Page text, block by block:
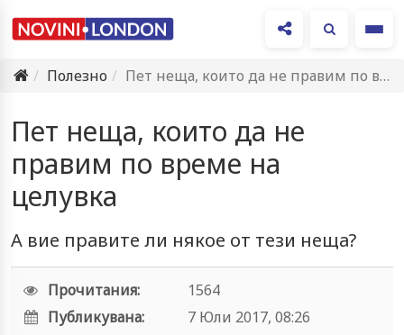
Полезно
Пет неща, които да не правим по време на целувка
Пет неща, които да не
правим по време на
целувка
А вие правите ли някое от тези неща?
Прочитания:
1564
Публикувана:
7 Юли 2017, 08:26